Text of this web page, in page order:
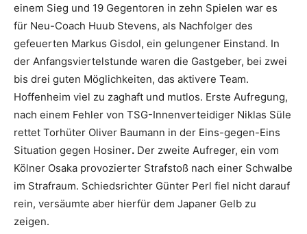
einem Sieg und 19 Gegentoren in zehn Spielen war es
für Neu-Coach Huub Stevens, als Nachfolger des
gefeuerten Markus Gisdol, ein gelungener Einstand. In
der Anfangsviertelstunde waren die Gastgeber, bei zwei
bis drei guten Möglichkeiten, das aktivere Team.
Hoffenheim viel zu zaghaft und mutlos. Erste Aufregung,
nach einem Fehler von TSG-Innenverteidiger Niklas Süle
rettet Torhüter Oliver Baumann in der Eins-gegen-Eins
Situation gegen Hosiner. Der zweite Aufreger, ein vom
Kölner Osaka provozierter Strafstoß nach einer Schwalbe
im Strafraum. Schiedsrichter Günter Perl fiel nicht darauf
rein, versäumte aber hierfür dem Japaner Gelb zu
zeigen.